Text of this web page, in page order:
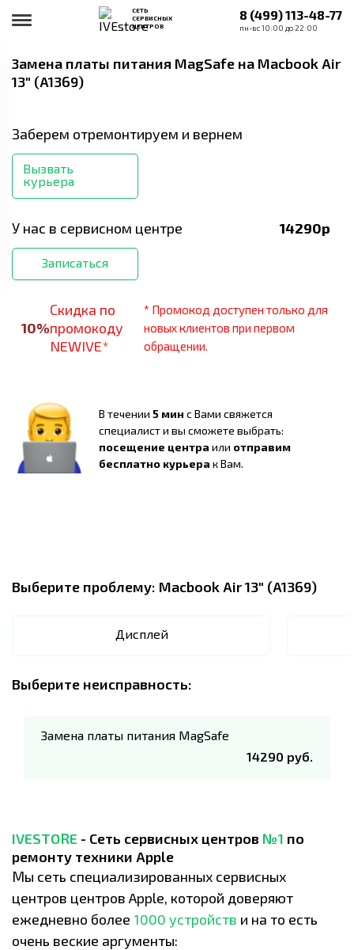
СЕТЬ
СЕРВИСНЫХ
ЦЕНТРОВ
8 (499) 113-48-77
пн-вс 10:00 до 22:00
Замена платы питания MagSafe на Macbook Air
13" (A1369)
Заберем отремонтируем и вернем
Вызвать
курьера
У нас в сервисном центре 14290р
Записаться
10%
Скидка по
промокоду
NEWIVE*
* Промокод доступен только для
новых клиентов при первом
обращении.
В течении 5 мин с Вами свяжется
специалист и вы сможете выбрать:
посещение центра или отправим
бесплатно курьера к Вам.
Выберите проблему: Macbook Air 13" (A1369)
Дисплей
Выберите неисправность:
Замена платы питания MagSafe
14290 руб.
IVESTORE - Сеть сервисных центров №1 по
ремонту техники Apple
Мы сеть специализированных сервисных
центров центров Apple, которой доверяют
ежедневно более 1000 устройств и на то есть
очень веские аргументы: